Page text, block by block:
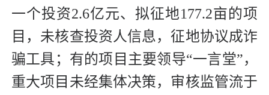
一个投资2.6亿元、拟征地177.2亩的项
目，未核查投资人信息，征地协议成诈
骗工具；有的项目主要领导“一言堂”，
重大项目未经集体决策，审核监管流于